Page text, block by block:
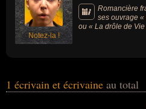
Notez-la !
Romancière
ses ouvrage
ou « La drôle de
1 écrivain et écrivaine au total